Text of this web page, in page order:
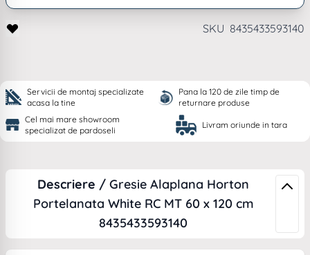
SKU 8435433593140
Servicii de montaj specializate
acasa la tine
Pana la 120 de zile timp de
returnare produse
Cel mai mare showroom
specializat de pardoseli
Livram oriunde in tara
Descriere / Gresie Alaplana Horton
Portelanata White RC MT 60 x 120 cm
8435433593140